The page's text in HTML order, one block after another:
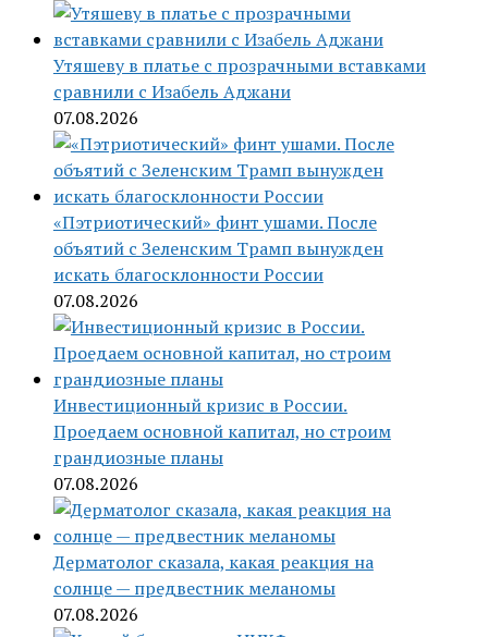
Утяшеву в платье с прозрачными вставками
сравнили с Изабель Аджани
07.08.2026
«Пэтриотический» финт ушами. После
объятий с Зеленским Трамп вынужден
искать благосклонности России
07.08.2026
Инвестиционный кризис в России.
Проедаем основной капитал, но строим
грандиозные планы
07.08.2026
Дерматолог сказала, какая реакция на
солнце — предвестник меланомы
07.08.2026